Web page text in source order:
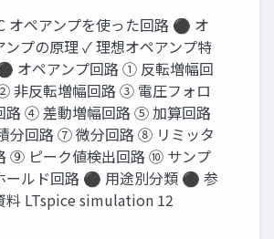
オペアンプを使った回路 ⚫ オ
ンプの原理 ✓ 理想オペアンプ特
オペアンプ回路 ① 反転増幅回
非反転増幅回路 ③ 電圧フォロ
路 ④ 差動増幅回路 ⑤ 加算回路
分回路 ⑦ 微分回路 ⑧ リミッタ
⑨ ピーク値検出回路 ⑩ サンプ
ールド回路 ⚫ 用途別分類 ⚫ 参
料 LTspice simulation 12